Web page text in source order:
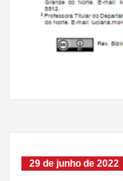
29 de junho de 2022